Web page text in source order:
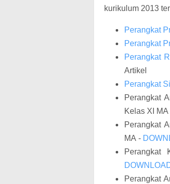
kurikulum 2013
Perangkat
Perangkat
Perangkat
Artikel
Perangkat
Perangkat
Kelas XI MA
Perangkat
MA -
Perangkat